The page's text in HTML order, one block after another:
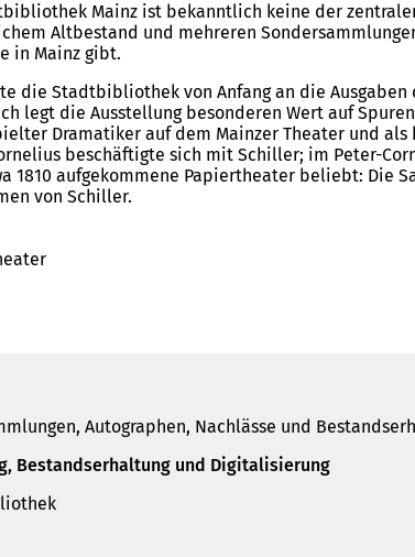
Mainz ist bekanntlich keine der
Altbestand und mehreren
in Mainz gibt.
die Stadtbibliothek von Anfang an die
legt die Ausstellung besonderen Wert auf
Dramatiker auf dem Mainzer Theater und
beschäftigte sich mit Schiller; im Peter-
1810 aufgekommene Papiertheater beliebt: Die
von Schiller.
Autographen, Nachlässe und
Bestandserhaltung und Digitalisierung